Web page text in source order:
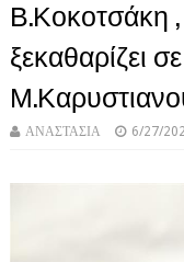
Β.Κοκοτσάκη ,
ξεκαθαρίζει
ΑΝΑΣΤΑΣΙΑ 6/27/